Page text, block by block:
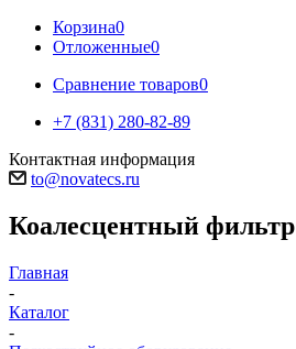
Корзина0
Отложенные0
Сравнение товаров0
+7 (831) 280-82-89
Контактная информация
to@novatecs.ru
Коалесцентный фильтр
Главная
-
Каталог
-